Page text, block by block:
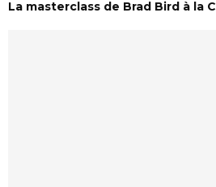
La masterclass de Brad Bird à la